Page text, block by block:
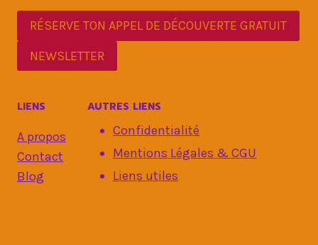
RÉSERVE TON APPEL DE DÉCOUVERTE GRATUIT
NEWSLETTER
LIENS
A propos
Contact
Blog
AUTRES LIENS
Confidentialité
Mentions Légales & CGU
Liens utiles